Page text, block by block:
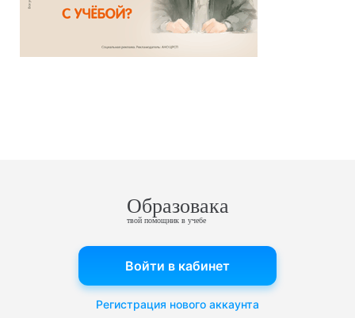
Образовака
твой помощник в учебе
Войти в кабинет
Регистрация нового аккаунта